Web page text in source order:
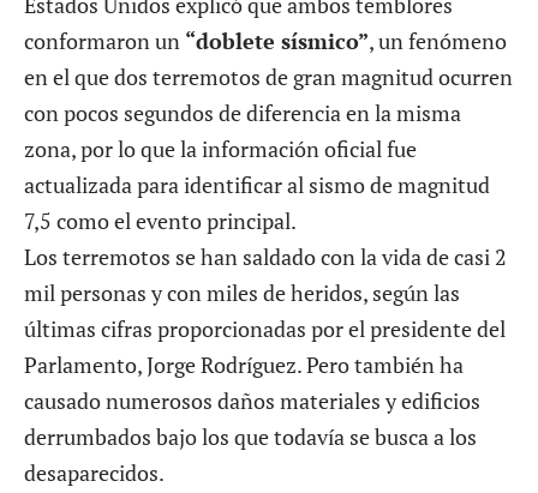
conformaron un “doblete sísmico”, un fenómeno
en el que dos terremotos de gran magnitud ocurren
con pocos segundos de diferencia en la misma
zona, por lo que la información oficial fue
actualizada para identificar al sismo de magnitud
7,5 como el evento principal.
Los terremotos se han saldado con la vida de casi 2
mil personas y con miles de heridos, según las
últimas cifras proporcionadas por el presidente del
Parlamento, Jorge Rodríguez. Pero también ha
causado numerosos daños materiales y edificios
derrumbados bajo los que todavía se busca a los
desaparecidos.